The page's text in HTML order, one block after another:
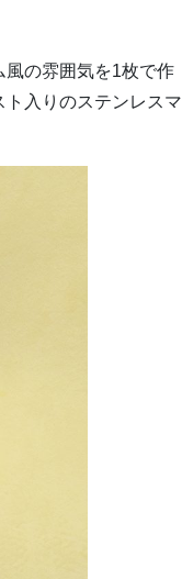
の雰囲気を1枚で作
入りのステンレスマ